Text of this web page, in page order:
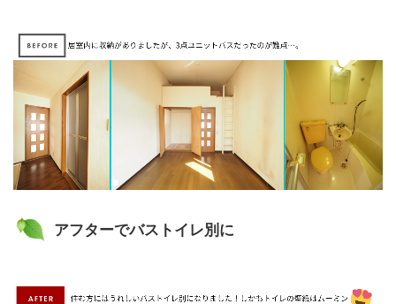
アフターでバストイレ別に